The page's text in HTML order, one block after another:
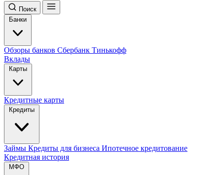
Поиск
Банки
Обзоры банков Сбербанк Тинькофф
Вклады
Карты
Кредитные карты
Кредиты
Займы Кредиты для бизнеса Ипотечное кредитование
Кредитная история
МФО